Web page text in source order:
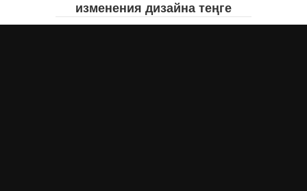
изменения дизайна теңге